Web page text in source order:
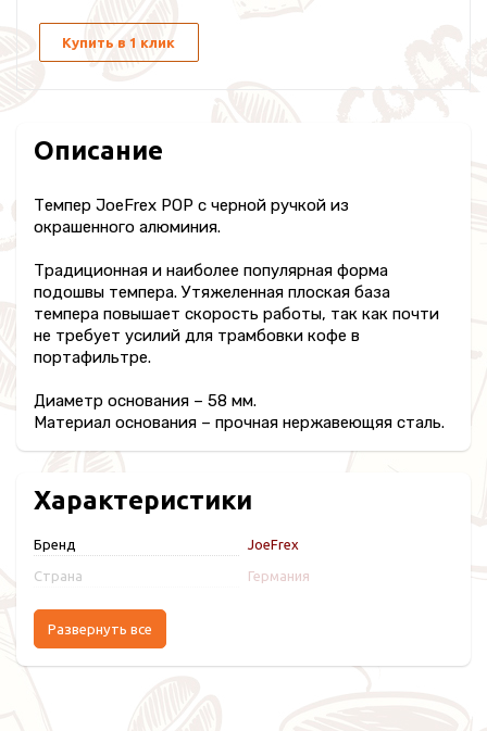
Купить в 1 клик
Описание
Темпер JoeFrex POP с черной ручкой из
окрашенного алюминия.
Традиционная и наиболее популярная форма
подошвы темпера. Утяжеленная плоская база
темпера повышает скорость работы, так как почти
не требует усилий для трамбовки кофе в
портафильтре.
Диаметр основания – 58 мм.
Материал основания – прочная нержавеющяя сталь.
Характеристики
Бренд JoeFrex
Страна Германия
Развернуть все